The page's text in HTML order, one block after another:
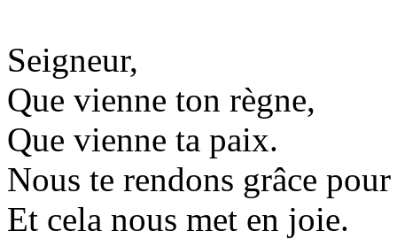
Seigneur,
Que vienne ton règne,
Que vienne ta paix.
Nous te rendons grâce
Et cela nous met en joie.